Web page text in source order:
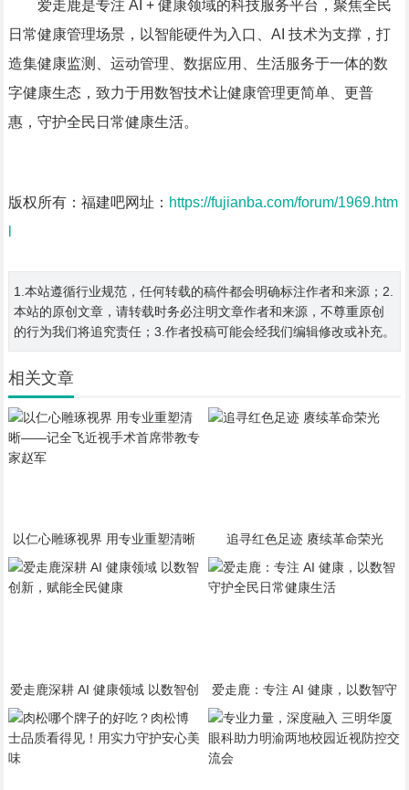
爱走鹿是专注 AI + 健康领域的科技服务平台，聚焦全民
日常健康管理场景，以智能硬件为入口、AI 技术为支撑，打
造集健康监测、运动管理、数据应用、生活服务于一体的数
字健康生态，致力于用数智技术让健康管理更简单、更普
惠，守护全民日常健康生活。
版权所有：福建吧网址： https://fujianba.com/forum/1969.htm
1.本站遵循行业规范，任何转载的稿件都会明确标注作者和来源；2.
本站的原创文章，请转载时务必注明文章作者和来源，不尊重原创
的行为我们将追究责任；3.作者投稿可能会经我们编辑修改或补充。
相关文章
以仁心雕琢视界 用专业重塑清晰
——记全飞近视手术首席带教专家
赵军
追寻红色足迹 赓续革命荣光
爱走鹿深耕 AI 健康领域 以数智创
爱走鹿：专注 AI 健康，以数智守